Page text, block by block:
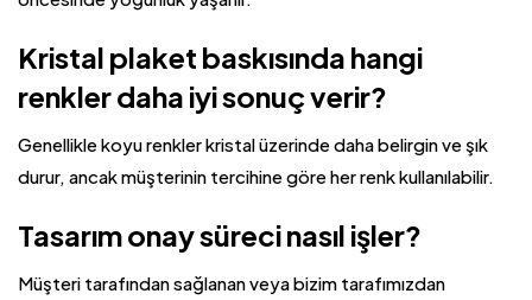
Kristal plaket baskısında hangi
renkler daha iyi sonuç verir?
Genellikle koyu renkler kristal üzerinde daha belirgin ve şık
durur, ancak müşterinin tercihine göre her renk kullanılabilir.
Tasarım onay süreci nasıl işler?
Müşteri tarafından sağlanan veya bizim tarafımızdan